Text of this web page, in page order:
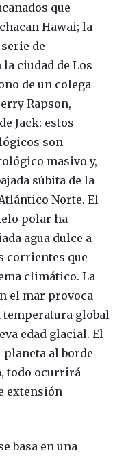
que
Hawai; la
de
ciudad de Los
de un colega
Rapson,
Jack: estos
son
masivo y,
súbita de la
Norte. El
polar ha
agua dulce a
corrientes que
climático. La
el mar provoca
temperatura global
edad glacial. El
al borde
todo ocurrirá
extensión
basa en una